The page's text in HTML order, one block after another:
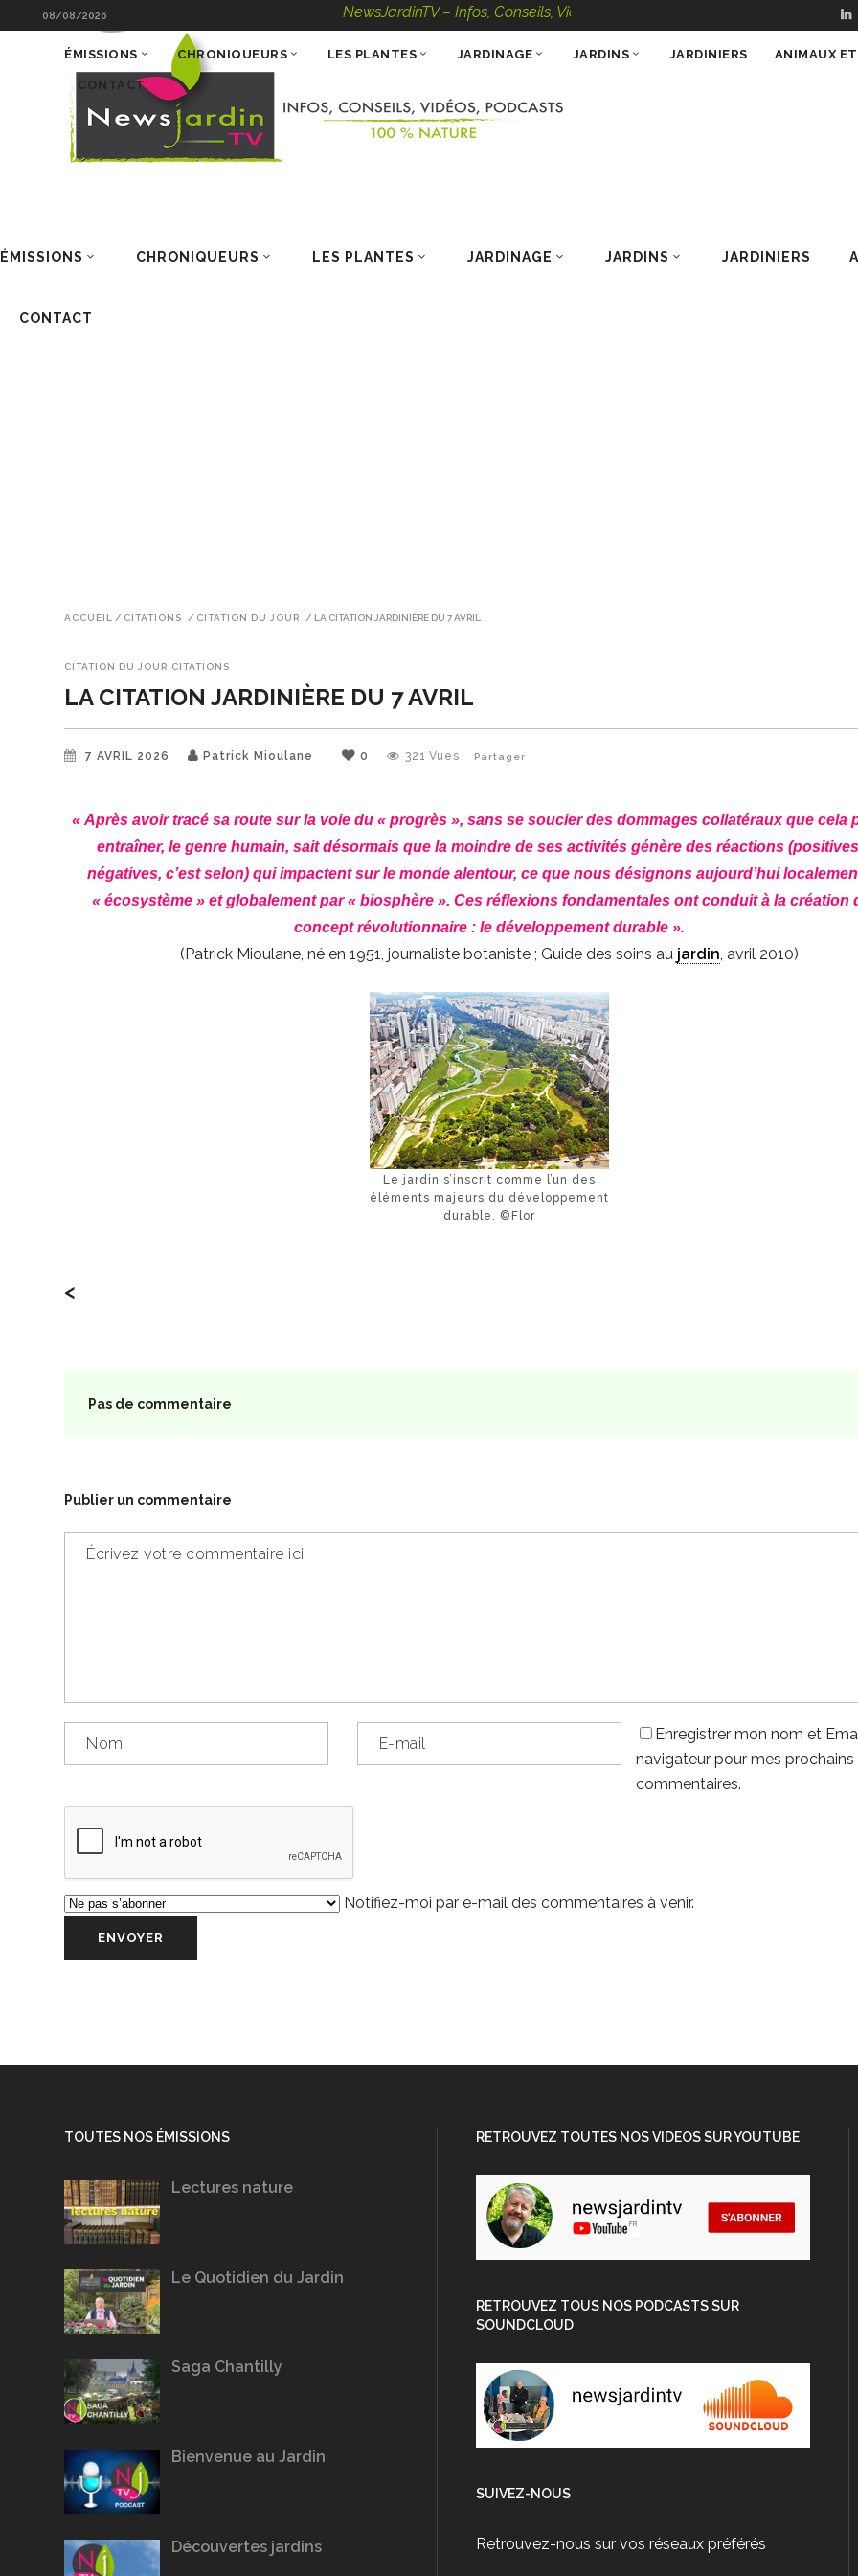
08/08/2026 NewsJardinTV – Infos, Conseils, Vidéos, Podcasts – 100 % Nature
ÉMISSIONS CHRONIQUEURS LES PLANTES JARDINAGE JARDINS JARDINIERS
CONTACT
ÉMISSIONS CHRONIQUEURS LES PLANTES JARDINAGE JARDINS JARDINIERS ANIMAUX
CONTACT
ACCUEIL / CITATIONS / CITATION DU JOUR / LA CITATION JARDINIÈRE DU 7 AVRIL
CITATION DU JOUR CITATIONS
LA CITATION JARDINIÈRE DU 7 AVRIL
7 AVRIL 2026 Patrick Mioulane 0 321 Vues Partager
« Après avoir tracé sa route sur la voie du « progrès », sans se soucier des dommages collatéraux que cela
entraîner, le genre humain, sait désormais que la moindre de ses activités génère des réactions
négatives, c’est selon) qui impactent sur le monde alentour, ce que nous désignons aujourd’hui
« écosystème » et globalement par « biosphère ». Ces réflexions fondamentales ont conduit à la création
concept révolutionnaire : le développement durable ».
(Patrick Mioulane, né en 1951, journaliste botaniste ; Guide des soins au jardin, avril 2010)
Le jardin s’inscrit comme l’un des
éléments majeurs du développement
durable. ©Flor
<
Pas de commentaire
Publier un commentaire
Enregistrer mon nom et
navigateur pour mes prochains
commentaires.
Notifiez-moi par e-mail des commentaires à venir.
TOUTES NOS ÉMISSIONS
Lectures nature
Le Quotidien du Jardin
Saga Chantilly
Bienvenue au Jardin
Découvertes jardins
RETROUVEZ TOUTES NOS VIDEOS SUR YOUTUBE
RETROUVEZ TOUS NOS PODCASTS SUR
SOUNDCLOUD
SUIVEZ-NOUS
Retrouvez-nous sur vos réseaux préférés